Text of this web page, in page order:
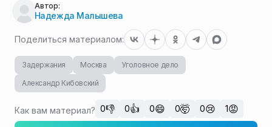
Автор:
Надежда Малышева
Поделиться материалом:
Задержания Москва
Уголовное дело
Александр Кибовский
Как вам материал? 0👎 0👍 0😄 0🤯 0😢 1😡